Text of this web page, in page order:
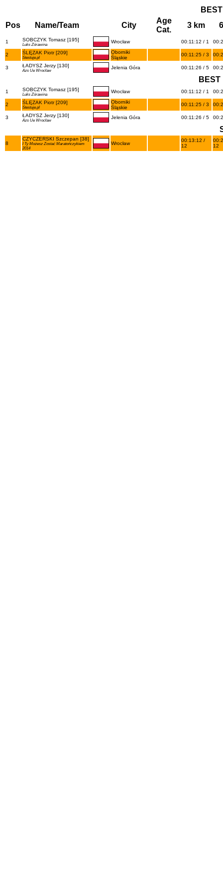
Pos
Name/Team City
Age
Cat.
3 km
1 SOBCZYK Tomasz [195]
Luks Zórawina
Wrocław 00:11:12 / 1
2 ŚLĘZAK Piotr [209]
Stestuje.pl
Oborniki
Śląskie
00:11:25 / 3
3 ŁADYSZ Jerzy [130]
Azs Ue Wrocław
Jelenia Góra 00:11:26 / 5
BEST
1 SOBCZYK Tomasz [195]
Luks Zórawina
Wrocław 00:11:12 / 1
2 ŚLĘZAK Piotr [209]
Stestuje.pl
Oborniki
Śląskie
00:11:25 / 3
3 ŁADYSZ Jerzy [130]
Azs Ue Wrocław
Jelenia Góra 00:11:26 / 5
8
CZYCZERSKI Szczepan [38]
I Ty Możesz Zostać Maratończykiem
2014
Wrocław
00:13:12 /
12
12